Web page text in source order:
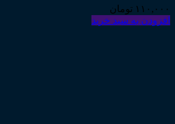
۱۱۰,۰۰۰ تومان
افزودن به سبد خرید